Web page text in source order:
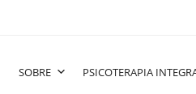
SOBRE PSICOTERAPIA